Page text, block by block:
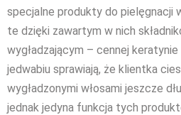
specjalne produkty do pielęgnacji
te dzięki zawartym w nich
wygładzającym – cennej
jedwabiu sprawiają, że klientka
wygładzonymi włosami jeszcze
jednak jedyna funkcja tych